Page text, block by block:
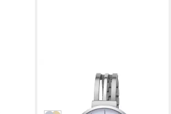
Titanuhr F1659
in 1-2 Werktagen bei dir